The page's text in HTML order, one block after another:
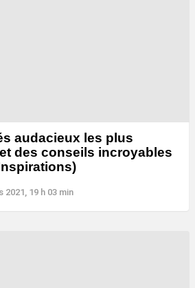
audacieux les plus
des conseils incroyables
2021, 19 h 03 min